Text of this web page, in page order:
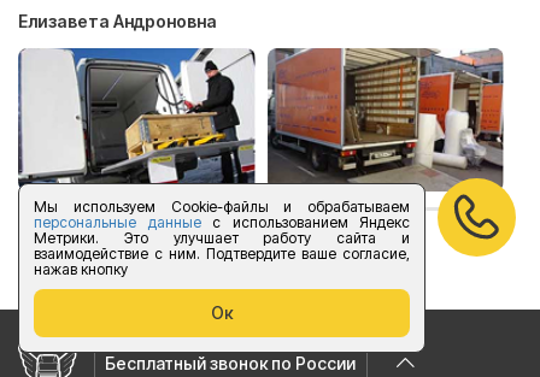
Мы используем Cookie-файлы и обрабатываем
персональные данныес использованием Яндекс
Метрики. Это улучшает работу сайта и
взаимодействие с ним. Подтвердите ваше согласие,
нажав кнопку
Ок
Елизавета Андроновна
оставить отзыв
Бесплатный звонок по России